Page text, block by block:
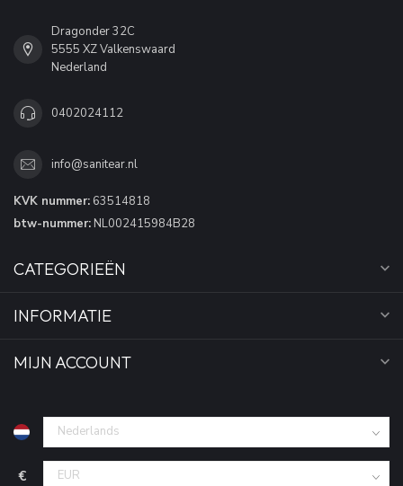
Dragonder 32C
5555 XZ Valkenswaard
Nederland
0402024112
info@sanitear.nl
KVK nummer: 63514818
btw-nummer: NL002415984B28
CATEGORIEËN
INFORMATIE
MIJN ACCOUNT
€